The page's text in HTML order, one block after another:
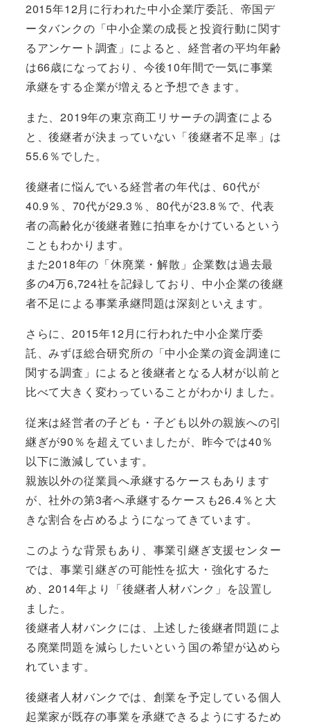
2015年12月に行われた中小企業庁委託、帝国デ
ータバンクの「中小企業の成長と投資行動に関す
るアンケート調査」によると、経営者の平均年齢
は66歳になっており、今後10年間で一気に事業
承継をする企業が増えると予想できます。
また、2019年の東京商工リサーチの調査による
と、後継者が決まっていない「後継者不足率」は
55.6％でした。
後継者に悩んでいる経営者の年代は、60代が
40.9％、70代が29.3％、80代が23.8％で、代表
者の高齢化が後継者難に拍車をかけているという
こともわかります。
また2018年の 「休廃業・解散」企業数は過去最
多の4万6,724社を記録しており、中小企業の後継
者不足による事業承継問題は深刻といえます。
さらに、2015年12月に行われた中小企業庁委
託、みずほ総合研究所の「中小企業の資金調達に
関する調査」によると後継者となる人材が以前と
比べて大きく変わっていることがわかりました。
従来は経営者の子ども・子ども以外の親族への引
継ぎが90％を超えていましたが、昨今では40％
以下に激減しています。
親族以外の従業員へ承継するケースもあります
が、社外の第3者へ承継するケースも26.4％と大
きな割合を占めるようになってきています。
このような背景もあり、事業引継ぎ支援センター
では、事業引継ぎの可能性を拡大・強化するた
め、2014年より「後継者人材バンク」を設置し
ました。
後継者人材バンクには、上述した後継者問題によ
る廃業問題を減らしたいという国の希望が込めら
れています。
後継者人材バンクでは、創業を予定している個人
起業家が既存の事業を承継できるようにするため